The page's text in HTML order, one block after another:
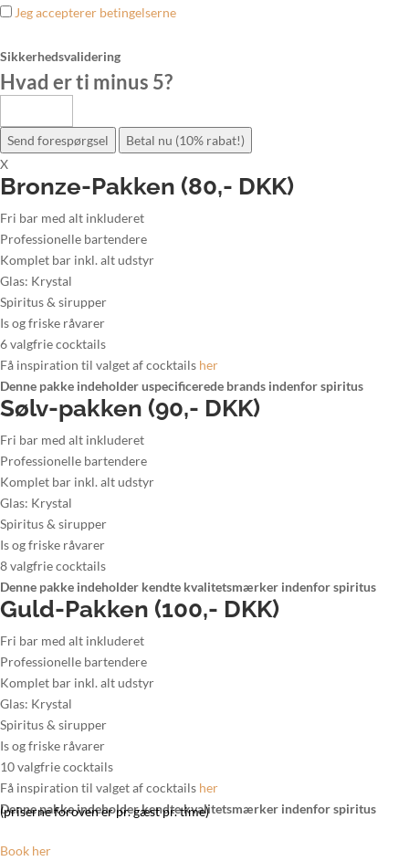
Jeg accepterer betingelserne
Sikkerhedsvalidering
Hvad er ti minus 5?
Send forespørgsel
Betal nu (10% rabat!)
X
Bronze-Pakken (80,- DKK)
Fri bar med alt inkluderet
Professionelle bartendere
Komplet bar inkl. alt udstyr
Glas: Krystal
Spiritus & sirupper
Is og friske råvarer
6 valgfrie cocktails
Få inspiration til valget af cocktails her
Denne pakke indeholder uspecificerede brands indenfor spiritus
Sølv-pakken (90,- DKK)
Fri bar med alt inkluderet
Professionelle bartendere
Komplet bar inkl. alt udstyr
Glas: Krystal
Spiritus & sirupper
Is og friske råvarer
8 valgfrie cocktails
Denne pakke indeholder kendte kvalitetsmærker indenfor spiritus
Guld-Pakken (100,- DKK)
Fri bar med alt inkluderet
Professionelle bartendere
Komplet bar inkl. alt udstyr
Glas: Krystal
Spiritus & sirupper
Is og friske råvarer
10 valgfrie cocktails
Få inspiration til valget af cocktails her
Denne pakke indeholder kendte kvalitetsmærker indenfor spiritus
(priserne foroven er pr. gæst pr. time)
Book her